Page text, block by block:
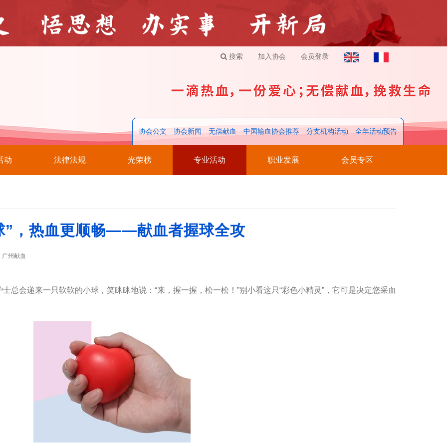
搜索 加入协会 会员登录
协会公文 协会新闻 无偿献血 中国输血协会推荐 分支机构活动 全年活动预告
动 法律法规 光荣榜 专业活动 职业发展 会员专区
，热血更顺畅——献血者握球全攻
广州献血
递来一只软软的小球，笑眯眯地说：“来，握一握，松一松！”别小看这只“彩色小精灵”，它可是决定您采血